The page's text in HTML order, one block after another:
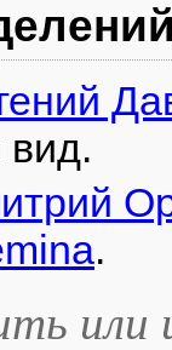
вид.
.
или